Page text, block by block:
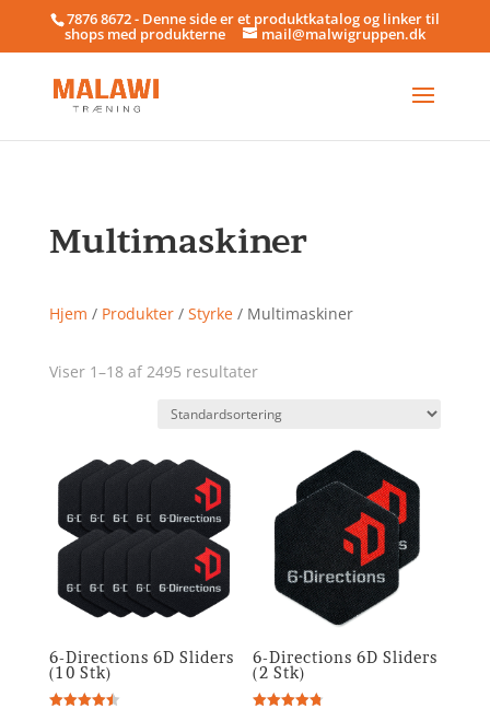
7876 8672 - Denne side er et produktkatalog og linker til
shops med produkterne mail@malwigruppen.dk
Multimaskiner
Hjem / Produkter/ Styrke/ Multimaskiner
Viser 1–18 af 2495 resultater
6-Directions 6D Sliders
(10 Stk)
6-Directions 6D Sliders
(2 Stk)